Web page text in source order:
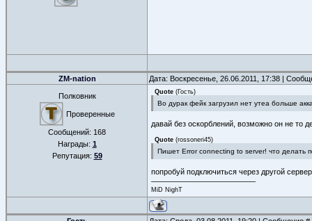
ZM-nation Дата: Воскресенье, 26.06.2011, 17:38 |
Полковник
Проверенные
Сообщений: 168
Награды: 1
Репутация: 59
Quote (Гость)
Во дурак фейк загрузил нет утеа больше
давай без оскорблений, возможно он не то
Quote (rossoneri45)
Пишет Error connecting to server! что делать
попробуй подключиться через другой
MiD NighT